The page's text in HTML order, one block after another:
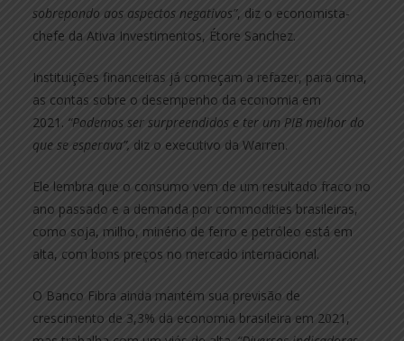
sobrepondo aos aspectos negativos”, diz o economista-
chefe da Ativa Investimentos, Étore Sanchez.
Instituições financeiras já começam a refazer, para cima,
as contas sobre o desempenho da economia em
2021. “Podemos ser surpreendidos e ter um PIB melhor do
que se esperava”, diz o executivo da Warren.
Ele lembra que o consumo vem de um resultado fraco no
ano passado e a demanda por commodities brasileiras,
como soja, milho, minério de ferro e petróleo está em
alta, com bons preços no mercado internacional.
O Banco Fibra ainda mantém sua previsão de
crescimento de 3,3% da economia brasileira em 2021,